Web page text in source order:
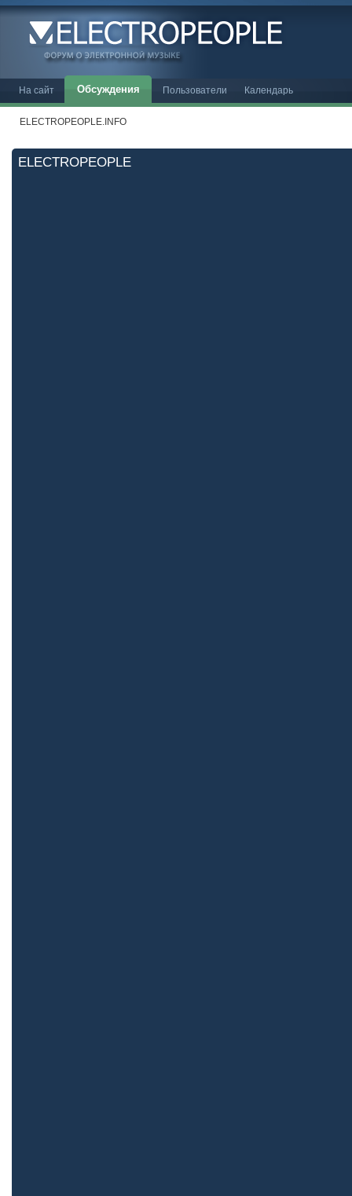
На сайт Обсуждения Пользователи Календарь
ELECTROPEOPLE.INFO
ELECTROPEOPLE